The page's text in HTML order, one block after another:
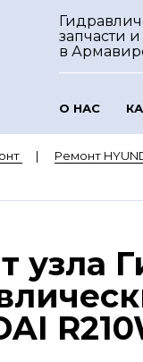
запчасти
в
О НАС
Ремонт
узла